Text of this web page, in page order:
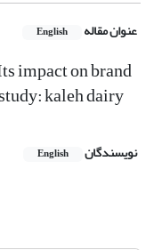
عنوان مقاله English
impact on brand
kaleh dairy
نویسندگان English